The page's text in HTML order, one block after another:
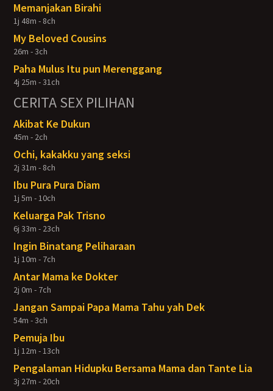
Memanjakan Birahi
1j 48m - 8ch
My Beloved Cousins
26m - 3ch
Paha Mulus Itu pun Merenggang
4j 25m - 31ch
CERITA SEX PILIHAN
Akibat Ke Dukun
45m - 2ch
Ochi, kakakku yang seksi
2j 31m - 8ch
Ibu Pura Pura Diam
1j 5m - 10ch
Keluarga Pak Trisno
6j 33m - 23ch
Ingin Binatang Peliharaan
1j 10m - 7ch
Antar Mama ke Dokter
2j 0m - 7ch
Jangan Sampai Papa Mama Tahu yah Dek
54m - 3ch
Pemuja Ibu
1j 12m - 13ch
Pengalaman Hidupku Bersama Mama dan Tante Lia
3j 27m - 20ch